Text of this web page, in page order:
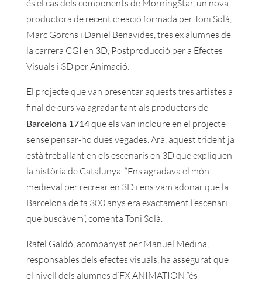
és el cas dels components de MorningStar, un nova
productora de recent creació formada per Toni Solà,
Marc Gorchs i Daniel Benavides, tres ex alumnes de
la carrera CGI en 3D, Postproducció per a Efectes
Visuals i 3D per Animació.
El projecte que van presentar aquests tres artistes a
final de curs va agradar tant als productors de
Barcelona 1714que els van incloure en el projecte
sense pensar-ho dues vegades. Ara, aquest trident ja
està treballant en els escenaris en 3D que expliquen
la història de Catalunya. “Ens agradava el món
medieval per recrear en 3D i ens vam adonar que la
Barcelona de fa 300 anys era exactament l’escenari
que buscàvem”, comenta Toni Solà.
Rafel Galdó, acompanyat per Manuel Medina,
responsables dels efectes visuals, ha assegurat que
el nivell dels alumnes d’FX ANIMATION “és